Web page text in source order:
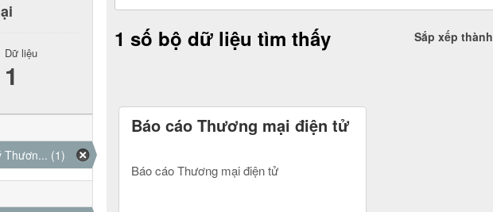
Sắp xếp thành
1 số bộ dữ liệu tìm thấy
Báo cáo Thương mại điện tử
Báo cáo Thương mại điện tử
Dữ liệu
1
Thươn... (1)